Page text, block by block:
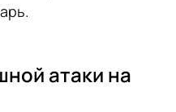
атаки на